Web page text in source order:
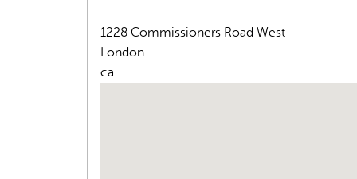
1228 Commissioners Road West
London
ca